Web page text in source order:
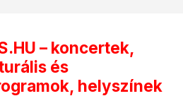
– koncertek,
és
helyszínek